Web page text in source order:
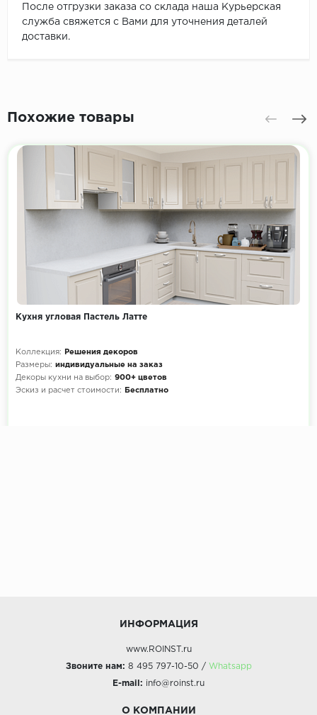
После отгрузки заказа со склада наша Курьерская
служба свяжется с Вами для уточнения деталей
доставки.
Похожие товары
Кухня угловая Пастель Латте
Коллекция:
Решения декоров
Размеры: индивидуальные на заказ
Декоры кухни на выбор: 900+ цветов
Эскиз и расчет стоимости:
Бесплатно
ИНФОРМАЦИЯ
www.ROINST.ru
Звоните нам: 8 495 797-10-50 / Whatsapp
E-mail: info@roinst.ru
О КОМПАНИИ